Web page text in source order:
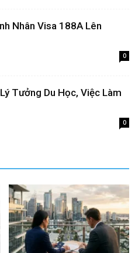
Nhân Visa 188A Lên
0
Tưởng Du Học, Việc Làm
0